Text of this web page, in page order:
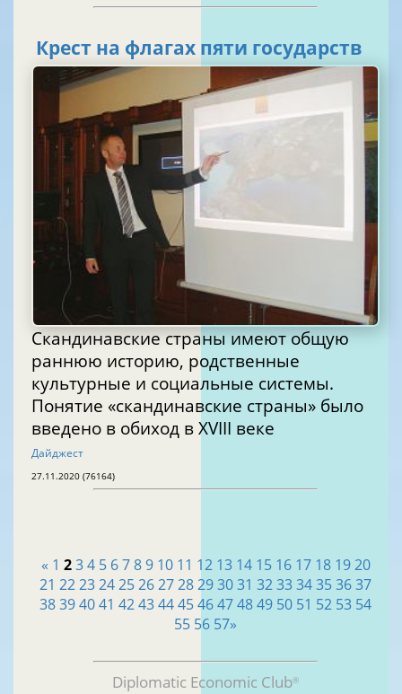
Крест на флагах пяти государств
Скандинавские страны имеют общую
раннюю историю, родственные
культурные и социальные системы.
Понятие «скандинавские страны» было
введено в обиход в XVIII веке
Дайджест
27.11.2020 (76164)
« 1 2 3 4 5 6 7 8 9 10 11 12 13 14 15 16 17 18 19 20
21 22232425262728293031 323334353637
38394041 4243444546474849 50 51 52 53 54
55 56 57»
Diplomatic Economic Club®